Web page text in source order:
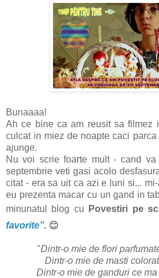
Bunaaaa!
Ah ce bine ca am reusit sa filmez
culcat in miez de noapte caci
ajunge.
Nu voi scrie foarte mult - cand va
septembrie veti gasi acolo
citat - era sa uit ca azi e luni si...
eu prezenta macar cu un gand in
minunatul blog cu
Povestiri pe
favorite”. 😊
"Dintr-o mie de flori
Dintr-o mie de masti
Dintr-o mie de ganduri ce